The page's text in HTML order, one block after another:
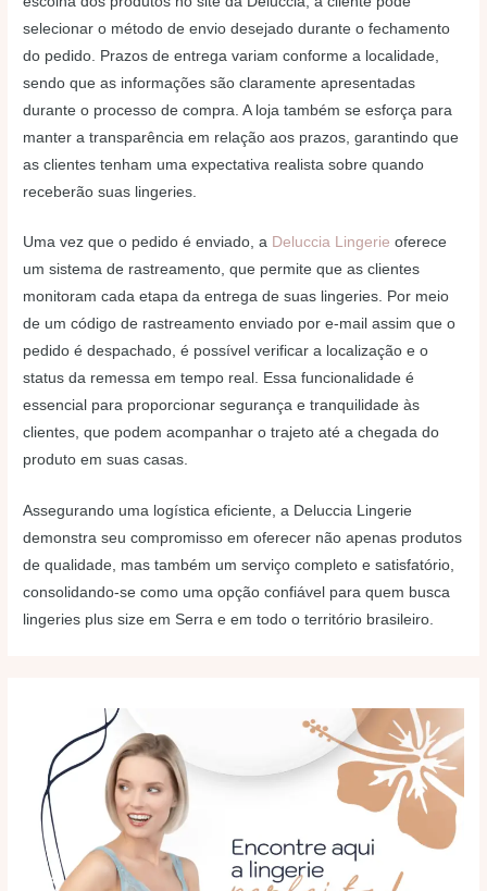
selecionar o método de envio desejado durante o fechamento
do pedido. Prazos de entrega variam conforme a localidade,
sendo que as informações são claramente apresentadas
durante o processo de compra. A loja também se esforça para
manter a transparência em relação aos prazos, garantindo que
as clientes tenham uma expectativa realista sobre quando
receberão suas lingeries.
Uma vez que o pedido é enviado, a Deluccia Lingerie oferece
um sistema de rastreamento, que permite que as clientes
monitoram cada etapa da entrega de suas lingeries. Por meio
de um código de rastreamento enviado por e-mail assim que o
pedido é despachado, é possível verificar a localização e o
status da remessa em tempo real. Essa funcionalidade é
essencial para proporcionar segurança e tranquilidade às
clientes, que podem acompanhar o trajeto até a chegada do
produto em suas casas.
Assegurando uma logística eficiente, a Deluccia Lingerie
demonstra seu compromisso em oferecer não apenas produtos
de qualidade, mas também um serviço completo e satisfatório,
consolidando-se como uma opção confiável para quem busca
lingeries plus size em Serra e em todo o território brasileiro.